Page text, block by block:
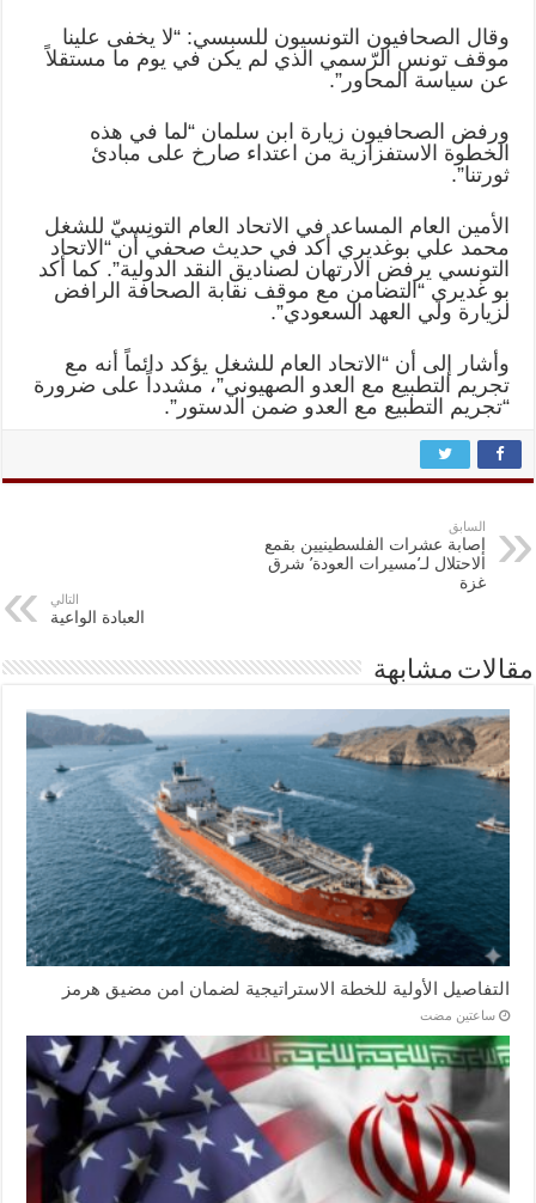
وقال الصحافيون التونسيون للسبسي: “لا يخفى علينا
موقف تونس الرّسمي الذي لم يكن في يوم ما مستقلاً
عن سياسة المحاور”.
ورفض الصحافيون زيارة ابن سلمان “لما في هذه
الخطوة الاستفزازية من اعتداء صارخ على مبادئ
ثورتنا”.
الأمين العام المساعد في الاتحاد العام التونِسيّ للشغل
محمد علي بوغديري أكد في حديث صحفي أن “الاتحاد
التونسي يرفض الارتهان لصناديق النقد الدولية”. كما أكد
بو غديري “التضامن مع موقف نقابة الصحافة الرافض
لزيارة ولي العهد السعودي”.
وأشار إلى أن “الاتحاد العام للشغل يؤكد دائماً أنه مع
تجريم التطبيع مع العدو الصهيوني”، مشدداً على ضرورة
“تجريم التطبيع مع العدو ضمن الدستور”.‎
السابق
إصابة عشرات الفلسطينيين بقمع
الاحتلال لـ’مسيرات العودة’ شرق
غزة
التالي
العبادة الواعية
مقالات مشابهة
التفاصيل الأولية للخطة الاستراتيجية لضمان امن مضيق هرمز
‏ساعتين مضت